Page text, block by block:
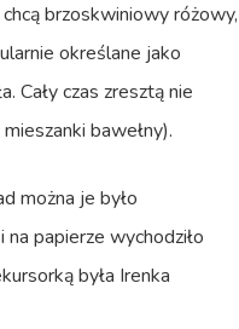
brzoskwiniowy różowy,
określane jako
Cały czas zresztą nie
bawełny).
można je było
papierze wychodziło
była Irenka